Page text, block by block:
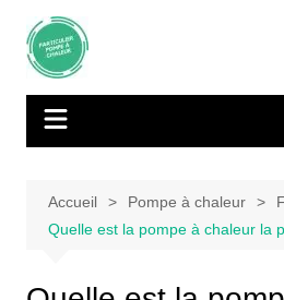
contenu
Accueil Pompe à chaleur
Quelle est la pompe à chaleur la